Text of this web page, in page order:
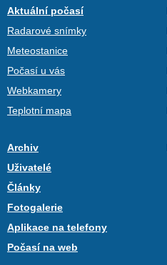
Aktuální počasí
Radarové snímky
Meteostanice
Počasí u vás
Webkamery
Teplotní mapa
Archiv
Uživatelé
Články
Fotogalerie
Aplikace na telefony
Počasí na web